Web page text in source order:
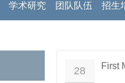
学术研究 团队队伍 招生
28 First